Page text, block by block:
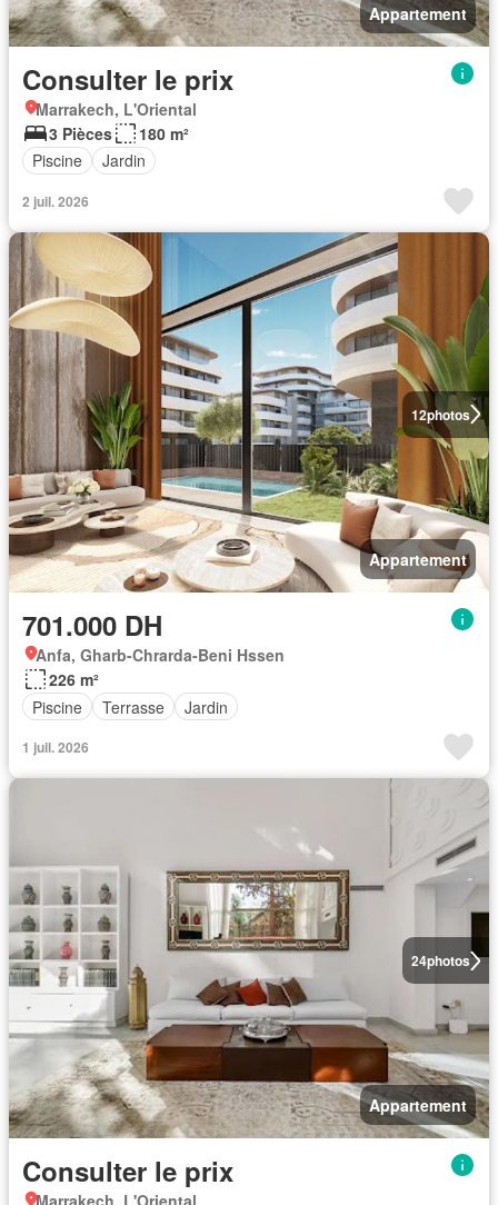
Appartement
Consulter le prix
Marrakech, L'Oriental
3 Pièces
180 m²
Piscine
Jardin
2 juil. 2026
12photos
Appartement
701.000 DH
Anfa, Gharb-Chrarda-Beni Hssen
226 m²
Piscine
Terrasse Jardin
1 juil. 2026
24photos
Appartement
Consulter le prix
Marrakech, L'Oriental